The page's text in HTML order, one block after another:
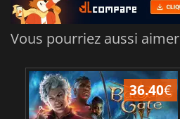
Vous pourriez aussi aimer
36.40€